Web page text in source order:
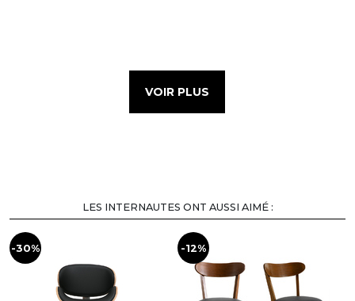
VOIR PLUS
LES INTERNAUTES ONT AUSSI AIMÉ :
-30% -12%